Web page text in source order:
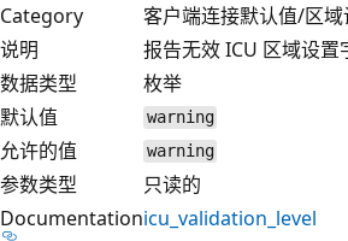
Category
客户端连接默认值/区
说明
报告无效 ICU 区域设置
数据类型
枚举
默认值
warning
允许的值 warning
参数类型
只读的
Documentationicu_validation_level